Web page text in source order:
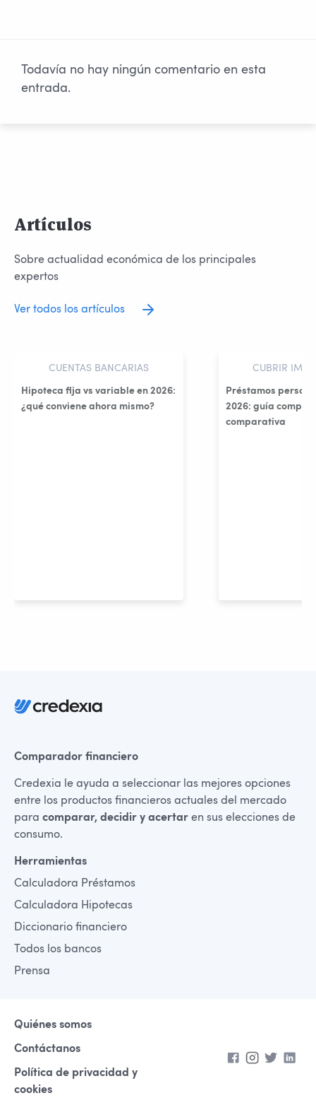
Todavía no hay ningún comentario en esta
entrada.
Artículos
Sobre actualidad económica de los principales
expertos
Ver todos los artículos
CUENTAS BANCARIAS
Hipoteca fija vs variable en 2026:
¿qué conviene ahora mismo?
CUBRIR
Préstamos
2026: guía
comparativa
Comparador financiero
Credexia le ayuda a seleccionar las mejores opciones
entre los productos financieros actuales del mercado
para comparar, decidir y acertar en sus elecciones de
consumo.
Herramientas
Calculadora Préstamos
Calculadora Hipotecas
Diccionario financiero
Todos los bancos
Prensa
Quiénes somos
Contáctanos
Política de privacidad y
cookies